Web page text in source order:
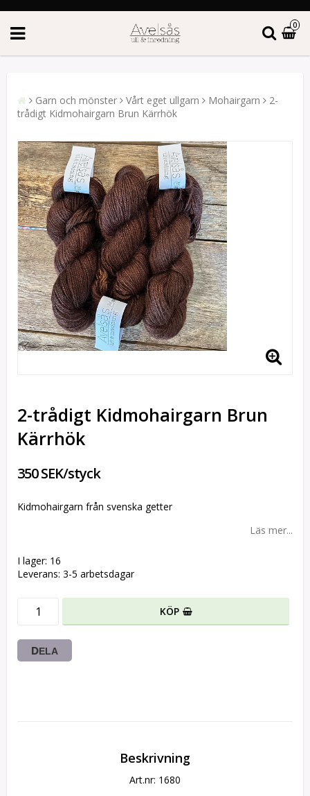
0
Garn och mönster Vårt eget ullgarn Mohairgarn
2-
trådigt Kidmohairgarn Brun Kärrhök
2-trådigt Kidmohairgarn Brun
Kärrhök
350 SEK/styck
Kidmohairgarn från svenska getter
Läs mer...
I lager: 16
Leverans: 3-5 arbetsdagar
KÖP
DELA
Beskrivning
Art.nr: 1680